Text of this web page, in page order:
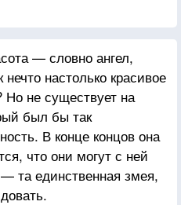
— словно ангел,
настолько красивое
Но не существует на
был бы так
В конце концов она
что они могут с ней
та единственная змея,